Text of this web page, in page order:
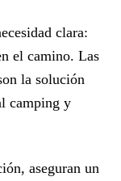
clara:
el camino. Las
la solución
camping y
aseguran un